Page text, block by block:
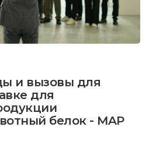
и вызовы для
для
белок - MAP